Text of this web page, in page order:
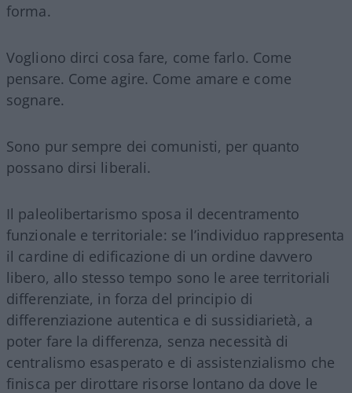
forma.
Vogliono dirci cosa fare, come farlo. Come
pensare. Come agire. Come amare e come
sognare.
Sono pur sempre dei comunisti, per quanto
possano dirsi liberali.
Il paleolibertarismo sposa il decentramento
funzionale e territoriale: se l’individuo rappresenta
il cardine di edificazione di un ordine davvero
libero, allo stesso tempo sono le aree territoriali
differenziate, in forza del principio di
differenziazione autentica e di sussidiarietà, a
poter fare la differenza, senza necessità di
centralismo esasperato e di assistenzialismo che
finisca per dirottare risorse lontano da dove le